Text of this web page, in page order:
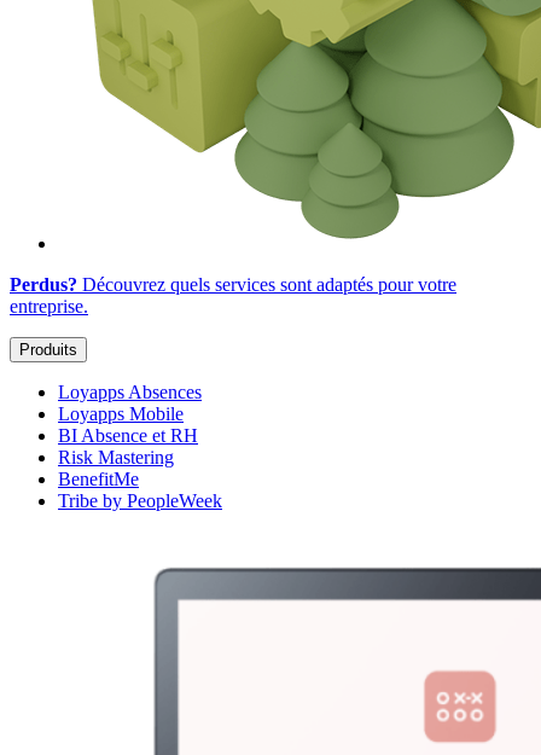
Perdus? Découvrez quels services sont adaptés pour votre
entreprise.
Produits
Loyapps Absences
Loyapps Mobile
BI Absence et RH
Risk Mastering
BenefitMe
Tribe by PeopleWeek